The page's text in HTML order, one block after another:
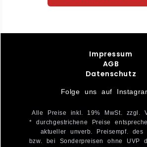
Impressum
AGB
Datenschutz
Folge uns auf
Alle Preise inkl. 19% MwSt. zzgl.
* durchgestrichene Preise
aktueller unverb. Preisempf. des
bzw. bei Sonderpreisen ohne UVP